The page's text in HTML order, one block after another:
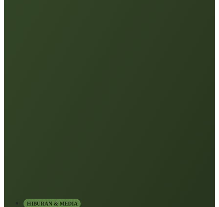
HIBURAN & MEDIA